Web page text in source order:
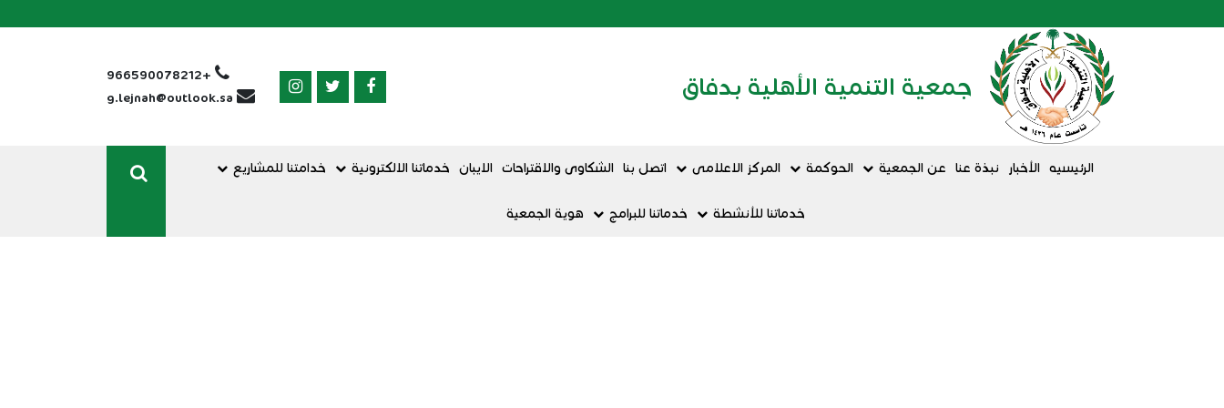
جمعية التنمية الأهلية بدفاق
+966590078212
g.lejnah@outlook.sa
الرئيسيه الأخبار نبذة عنا عن الجمعية الحوكمة المركز الاعلامى اتصل بنا الشكاوى والاقتراحات الايبان خدماتنا الالكترونية خدامتنا للمشاريع
خدماتنا للأنشطة خدماتنا للبرامج هوية الجمعية